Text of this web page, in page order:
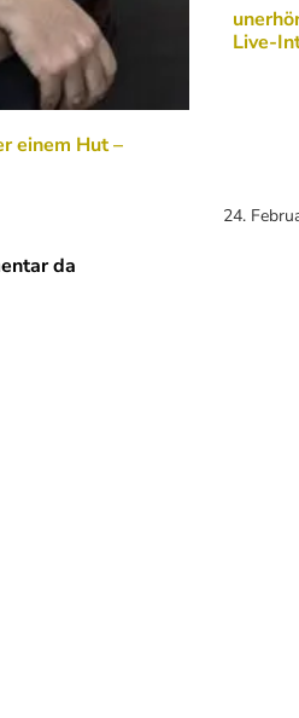
einem Hut –
Live-
24.
da